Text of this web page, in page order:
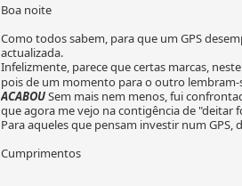
Boa noite
Como todos sabem, para que um GPS
actualizada.
Infelizmente, parece que certas marcas,
pois de um momento para o outro
ACABOUSem mais nem menos, fui
que agora me vejo na contigência de "deitar
Para aqueles que pensam investir num
Cumprimentos